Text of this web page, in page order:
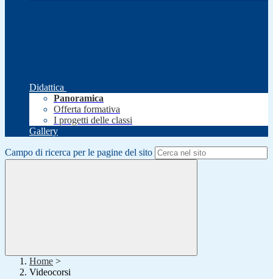
Didattica
Panoramica
Offerta formativa
I progetti delle classi
Gallery
Campo di ricerca per le pagine del sito
Home >
Videocorsi